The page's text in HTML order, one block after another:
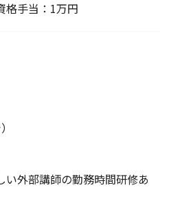
格手当：1万円
い外部講師の勤務時間研修あ